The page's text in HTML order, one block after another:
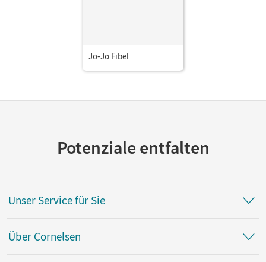
Jo-Jo Fibel
Potenziale entfalten
Unser Service für Sie
Über Cornelsen